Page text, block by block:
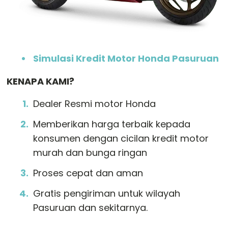
Simulasi Kredit Motor Honda Pasuruan
KENAPA KAMI?
Dealer Resmi motor Honda
Memberikan harga terbaik kepada
konsumen dengan cicilan kredit motor
murah dan bunga ringan
Proses cepat dan aman
Gratis pengiriman untuk wilayah
Pasuruan dan sekitarnya.